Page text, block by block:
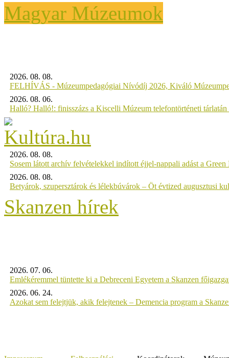
Magyar Múzeumok
2026. 08. 08.
FELHÍVÁS - Múzeumpedagógiai Nívódíj 2026, Kiváló
2026. 08. 06.
Halló? Halló!: finisszázs a Kiscelli Múzeum telefontörténeti tárlatán
2026. 08. 08.
Sosem látott archív felvételekkel indított éjjel-nappali adást a Green
2026. 08. 08.
Betyárok, szupersztárok és lélekbúvárok – Öt évtized augusztusi
Skanzen hírek
2026. 07. 06.
Emlékéremmel tüntette ki a Debreceni Egyetem a Skanzen
2026. 06. 24.
Azokat sem felejtjük, akik felejtenek – Demencia program a